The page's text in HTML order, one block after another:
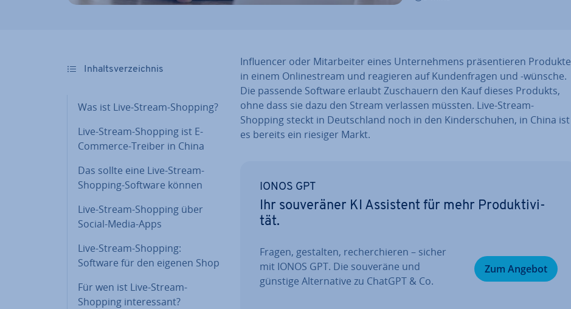
In­halts­ver­zeich­nis
Was ist Live-Stream-Shopping?
Live-Stream-Shopping ist E-
Commerce-Treiber in China
Das sollte eine Live-Stream-
Shopping-Software können
Live-Stream-Shopping über
Social-Media-Apps
Live-Stream-Shopping:
Software für den eigenen Shop
Für wen ist Live-Stream-
Shopping in­ter­es­sant?
In­fluen­cer oder Mit­ar­bei­ter eines Un­ter­neh­mens prä­sen­tie­ren Produkte
in einem On­line­stream und reagieren auf Kun­den­fra­gen und -wünsche.
Die passende Software erlaubt Zu­schau­ern den Kauf dieses Produkts,
ohne dass sie dazu den Stream verlassen müssten. Live-Stream-
Shopping steckt in Deutsch­land noch in den Kin­der­schu­hen, in China ist
es bereits ein riesiger Markt.
IONOS GPT
Ihr sou­ve­rä­ner KI Assistent für mehr Pro­duk­ti­vi­
tät.
Fragen, gestalten, re­cher­chie­ren – sicher
mit IONOS GPT. Die souveräne und
günstige Al­ter­na­ti­ve zu ChatGPT & Co.
Zum Angebot